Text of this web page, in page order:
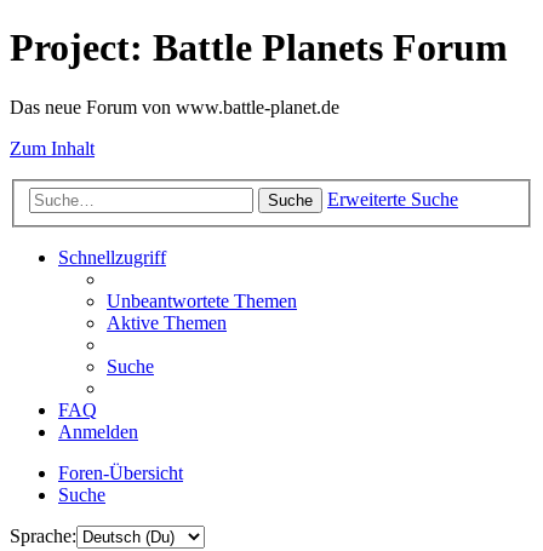
Project: Battle Planets Forum
Das neue Forum von www.battle-planet.de
Zum Inhalt
Suche Erweiterte Suche
Schnellzugriff
Unbeantwortete Themen
Aktive Themen
Suche
FAQ
Anmelden
Foren-Übersicht
Suche
Sprache: